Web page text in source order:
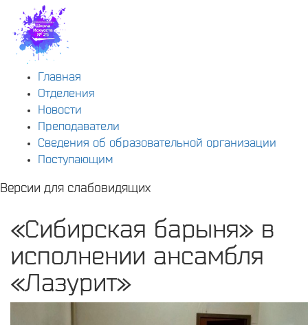
Главная
Отделения
Новости
Преподаватели
Сведения об образовательной организации
Поступающим
Версии для слабовидящих
«Сибирская барыня» в
исполнении ансамбля
«Лазурит»